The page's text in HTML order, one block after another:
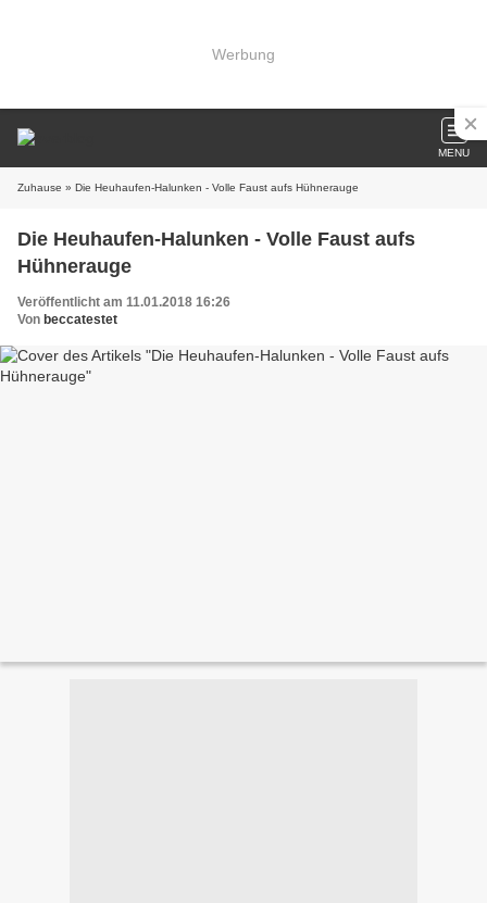
Werbung
MENU
Zuhause » Die Heuhaufen-Halunken - Volle Faust aufs Hühnerauge
Die Heuhaufen-Halunken - Volle Faust aufs
Hühnerauge
Veröffentlicht am 11.01.2018 16:26
Von beccatestet